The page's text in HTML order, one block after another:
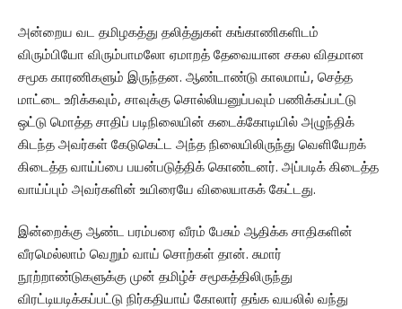
அன்றைய வட தமிழகத்து தலித்துகள் கங்காணிகளிடம்
விரும்பியோ விரும்பாமலோ ஏமாறத் தேவையான சகல விதமான
சமூக காரணிகளும் இருந்தன. ஆண்டாண்டு காலமாய், செத்த
மாட்டை உரிக்கவும், சாவுக்கு சொல்லியனுப்பவும் பணிக்கப்பட்டு
ஒட்டு மொத்த சாதிப் படிநிலையின் கடைக்கோடியில் அழுந்திக்
கிடந்த அவர்கள் கேடுகெட்ட அந்த நிலையிலிருந்து வெளியேறக்
கிடைத்த வாய்ப்பை பயன்படுத்திக் கொண்டனர். அப்படிக் கிடைத்த
வாய்ப்பும் அவர்களின் உயிரையே விலையாகக் கேட்டது.
இன்றைக்கு ஆண்ட பரம்பரை வீரம் பேசும் ஆதிக்க சாதிகளின்
வீரமெல்லாம் வெறும் வாய் சொற்கள் தான். சுமார்
நூற்றாண்டுகளுக்கு முன் தமிழ்ச் சமூகத்திலிருந்து
விரட்டியடிக்கப்பட்டு நிர்கதியாய் கோலார் தங்க வயலில் வந்து